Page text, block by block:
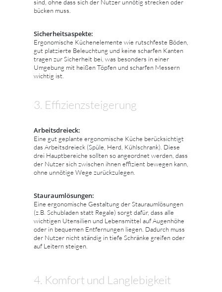
sind, ohne dass sich der Nutzer unnötig strecken oder
bücken muss.
Sicherheitsaspekte:
Ergonomische Küchenelemente wie rutschfeste Böden,
gut platzierte Beleuchtung und keine scharfen Kanten
tragen zur Sicherheit bei, was besonders in einer
Umgebung mit heißen Töpfen und scharfen Messern
wichtig ist.
3. Effizienzsteigerung
Arbeitsdreieck:
Eine gut geplante ergonomische Küche berücksichtigt
das Arbeitsdreieck (Spüle, Herd, Kühlschrank). Diese
drei Hauptbereiche sollten so angeordnet werden, dass
der Nutzer sich zwischen ihnen effizient bewegen kann,
ohne unnötige Wege zurückzulegen.
Stauraumlösungen:
Eine ergonomische Gestaltung der Stauraumlösungen
(z.B. Schubladen statt Regale) sorgt dafür, dass alle
wichtigen Utensilien und Lebensmittel auf Augenhöhe
oder in bequemen Entfernungen liegen. Dadurch muss
der Nutzer nicht ständig in tiefe Schränke greifen oder
auf Leitern steigen.
4. Komfort und Langlebigkeit